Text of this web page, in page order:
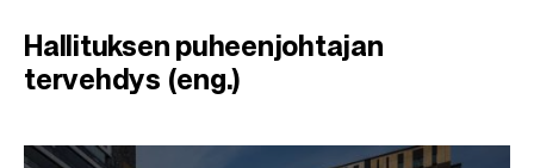
Hallituksen puheenjohtajan
tervehdys (eng.)